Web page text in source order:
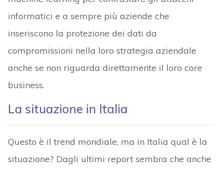
informatici e a sempre più aziende che
inseriscono la protezione dei dati da
compromissioni nella loro strategia aziendale
anche se non riguarda direttamente il loro core
business.
La situazione in Italia
Questo è il trend mondiale, ma in Italia qual è la
situazione? Dagli ultimi report sembra che anche